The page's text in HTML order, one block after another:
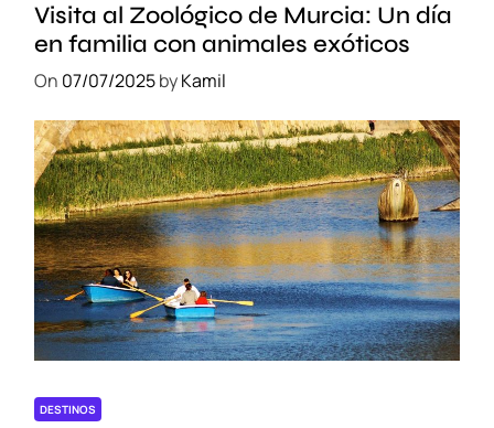
Visita al Zoológico de Murcia: Un día
en familia con animales exóticos
On 07/07/2025byKamil
DESTINOS